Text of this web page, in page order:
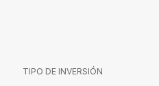
TIPO DE INVERSIÓN